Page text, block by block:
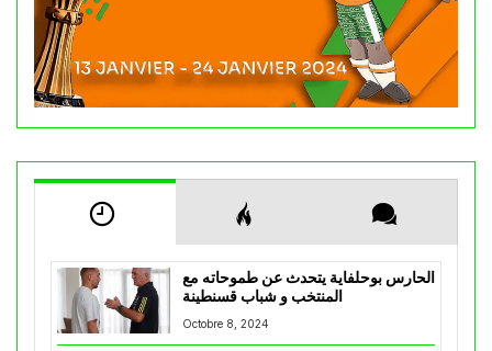
الحارس بوحلفاية يتحدث عن طموحاته مع
المنتخب و شباب قسنطينة
Octobre 8, 2024